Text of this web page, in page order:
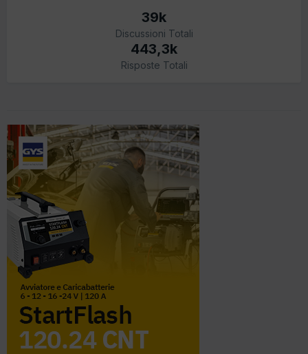
39k
Discussioni Totali
443,3k
Risposte Totali